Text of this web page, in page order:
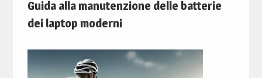
Guida alla manutenzione delle batterie
dei laptop moderni